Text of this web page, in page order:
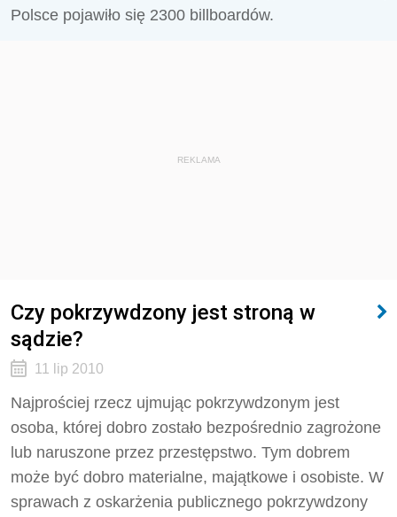
Polsce pojawiło się 2300 billboardów.
REKLAMA
Czy pokrzywdzony jest stroną w
sądzie?
11 lip 2010
Najprościej rzecz ujmując pokrzywdzonym jest
osoba, której dobro zostało bezpośrednio zagrożone
lub naruszone przez przestępstwo. Tym dobrem
może być dobro materialne, majątkowe i osobiste. W
sprawach z oskarżenia publicznego pokrzywdzony